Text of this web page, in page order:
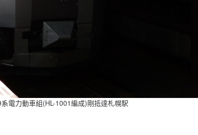
電力動車組(HL-1001編成)剛抵達札幌駅